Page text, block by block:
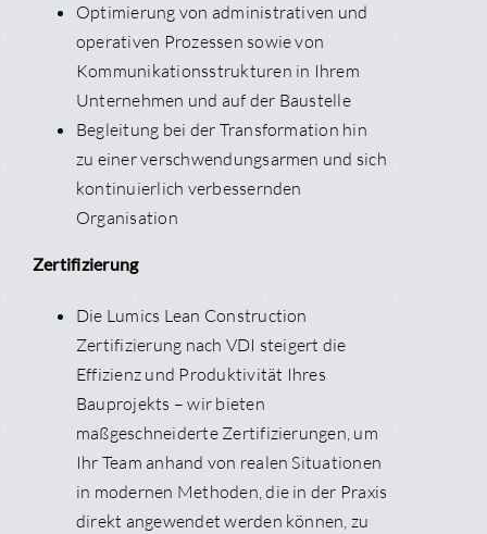
Optimierung von administrativen und
operativen Prozessen sowie von
Kommunikationsstrukturen in Ihrem
Unternehmen und auf der Baustelle
Begleitung bei der Transformation hin
zu einer verschwendungsarmen und sich
kontinuierlich verbessernden
Organisation
Zertifizierung
Die Lumics Lean Construction
Zertifizierung nach VDI steigert die
Effizienz und Produktivität Ihres
Bauprojekts – wir bieten
maßgeschneiderte Zertifizierungen, um
Ihr Team anhand von realen Situationen
in modernen Methoden, die in der Praxis
direkt angewendet werden können, zu